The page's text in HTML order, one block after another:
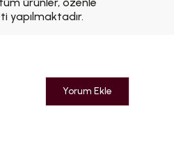
yapılmaktadır.
Yorum Ekle